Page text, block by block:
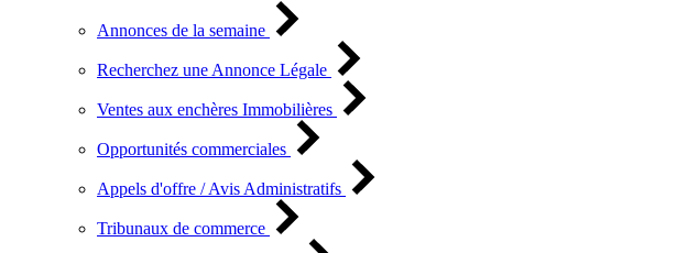
Annonces de la semaine
Recherchez une Annonce Légale
Ventes aux enchères Immobilières
Opportunités commerciales
Appels d'offre / Avis Administratifs
Tribunaux de commerce